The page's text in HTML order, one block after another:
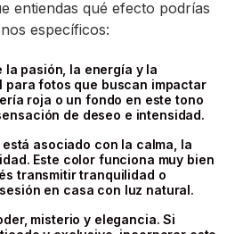
entiendas qué efecto podrías
específicos:
la pasión, la energía y la
para fotos que buscan impactar
roja o un fondo en este tono
de deseo e intensidad.
asociado con la calma, la
Este color funciona muy bien
transmitir tranquilidad o
en casa con luz natural.
misterio y elegancia. Si